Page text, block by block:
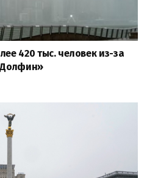
420 тыс. человек из-за